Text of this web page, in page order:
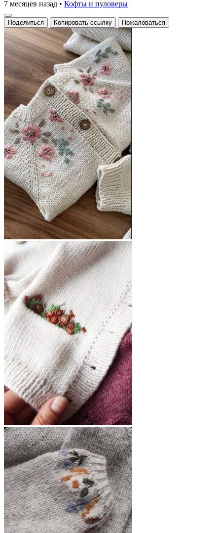
7 месяцев назад • Кофты и пуловеры
Поделиться Копировать ссылку Пожаловаться